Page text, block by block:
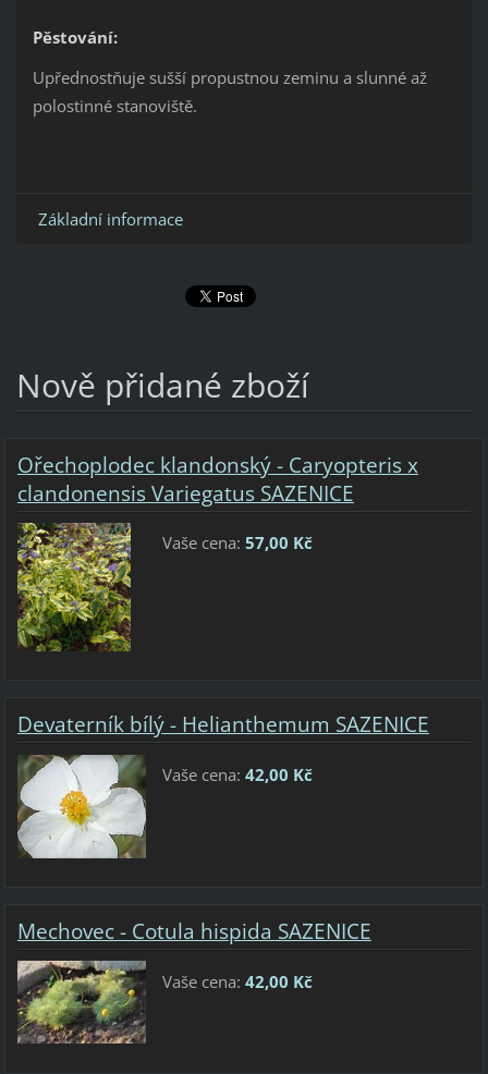
Pěstování:
Upřednostňuje sušší propustnou zeminu a slunné až
polostinné stanoviště.
Základní informace
Nově přidané zboží
Ořechoplodec klandonský - Caryopteris x
clandonensis Variegatus SAZENICE
Vaše cena: 57,00 Kč
Devaterník bílý - Helianthemum SAZENICE
Vaše cena: 42,00 Kč
Mechovec - Cotula hispida SAZENICE
Vaše cena: 42,00 Kč